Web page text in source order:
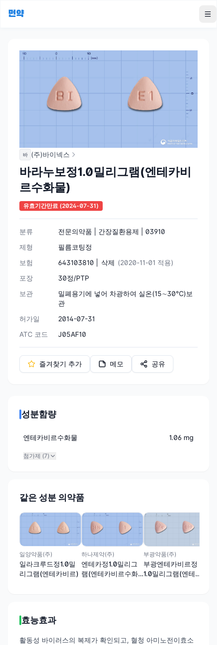
먼약
바 (주)바이넥스
바라누보정1.0밀리그램(엔테카비
르수화물)
유효기간만료 (2024-07-31)
분류
전문의약품 | 간장질환용제 | 03910
제형
필름코팅정
보험
643103810 | 삭제 (2020-11-01 적용)
포장
30정/PTP
보관
밀폐용기에 넣어 차광하여 실온(15∼30℃)보
관
허가일
2014-07-31
ATC 코드
J05AF10
즐겨찾기 추가 메모 공유
성분함량
엔테카비르수화물 1.06 mg
첨가제 (7)
같은 성분 의약품
일양약품(주)
일라크루드정1.0밀
리그램(엔테카비르)
하나제약(주)
엔테카정1.0밀리그
램(엔테카비르수화
부광약품(주)
부광엔테카비르정
1.0밀리그램(엔테카
효능효과
활동성 바이러스의 복제가 확인되고, 혈청 아미노전이효소